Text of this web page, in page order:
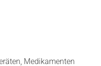
Medikamenten